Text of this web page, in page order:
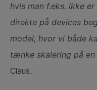
hvis man f.eks. ikke
direkte på devices
model, hvor vi både
tænke skalering på en
Claus.